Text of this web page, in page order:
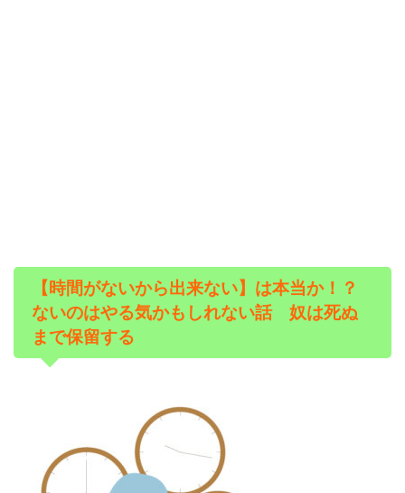
【時間がないから出来ない】は本当か！？
ないのはやる気かもしれない話 奴は死ぬ
まで保留する